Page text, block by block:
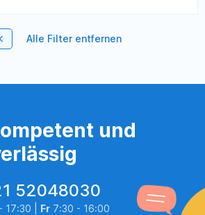
Alle Filter entfernen
und
52048030
17:30 | Fr7:30 - 16:00